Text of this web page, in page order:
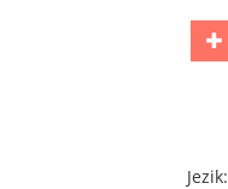
Jezik: